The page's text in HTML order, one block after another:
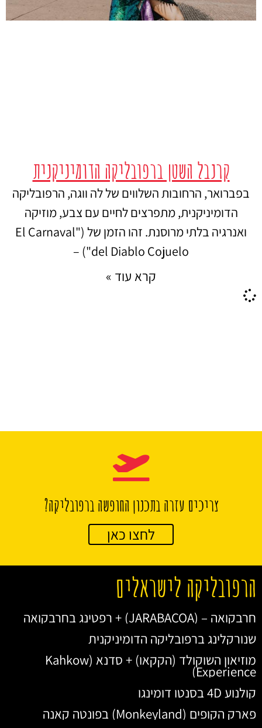
קרנבל השטן ברפובליקה הדומיניקנית
בפברואר, הרחובות השלווים של לה ווגה, הרפובליקה
הדומיניקנית, מתפרצים לחיים עם צבע, מוזיקה
ואנרגיה בלתי מרוסנת. זהו הזמן של ("El Carnaval
del Diablo Cojuelo") –
קרא עוד »
צריכים עזרה בתכנון החופשה ברפובליקה?
לחצו כאן
הרפובליקה לישראלים
חרבקואה – (JARABACOA) + רפטינג בחרבקואה
שנורקלינג ברפובליקה הדומיניקנית
מוזיאון השוקולד (הקקאו) + סדנא (Kahkow
Experience)
קולנוע 4D בסנטו דומינגו
פארק הקופים (Monkeyland) בפונטה קאנה